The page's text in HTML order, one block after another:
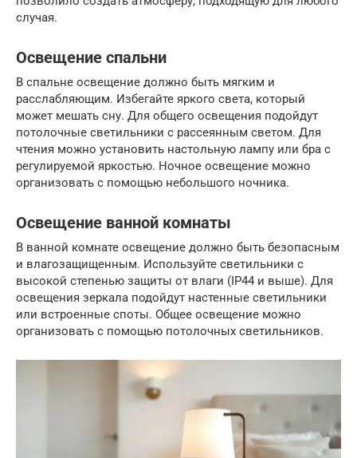
случая.
Освещение спальни
В спальне освещение должно быть мягким и
расслабляющим. Избегайте яркого света, который
может мешать сну. Для общего освещения подойдут
потолочные светильники с рассеянным светом. Для
чтения можно установить настольную лампу или бра с
регулируемой яркостью. Ночное освещение можно
организовать с помощью небольшого ночника.
Освещение ванной комнаты
В ванной комнате освещение должно быть безопасным
и влагозащищенным. Используйте светильники с
высокой степенью защиты от влаги (IP44 и выше). Для
освещения зеркала подойдут настенные светильники
или встроенные споты. Общее освещение можно
организовать с помощью потолочных светильников.